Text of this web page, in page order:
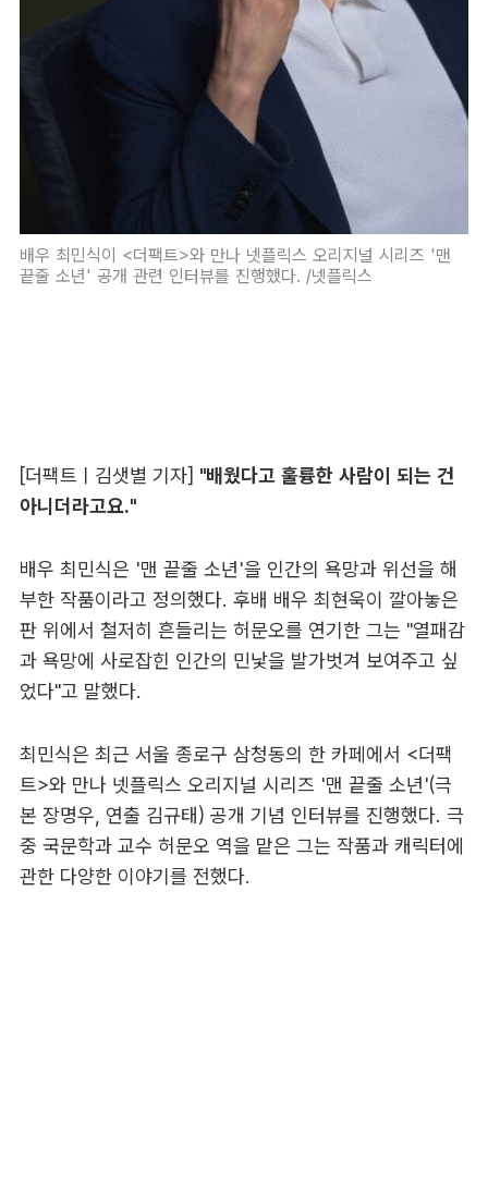
배우 최민식이 <더팩트>와 만나 넷플릭스 오리지널 시리즈 '맨
끝줄 소년' 공개 관련 인터뷰를 진행했다. /넷플릭스
[더팩트ㅣ김샛별 기자] "배웠다고 훌륭한 사람이 되는 건
아니더라고요."
배우 최민식은 '맨 끝줄 소년'을 인간의 욕망과 위선을 해
부한 작품이라고 정의했다. 후배 배우 최현욱이 깔아놓은
판 위에서 철저히 흔들리는 허문오를 연기한 그는 "열패감
과 욕망에 사로잡힌 인간의 민낯을 발가벗겨 보여주고 싶
었다"고 말했다.
최민식은 최근 서울 종로구 삼청동의 한 카페에서 <더팩
트>와 만나 넷플릭스 오리지널 시리즈 '맨 끝줄 소년'(극
본 장명우, 연출 김규태) 공개 기념 인터뷰를 진행했다. 극
중 국문학과 교수 허문오 역을 맡은 그는 작품과 캐릭터에
관한 다양한 이야기를 전했다.